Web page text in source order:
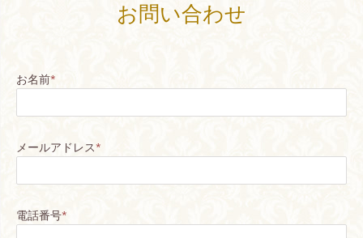
お問い合わせ
お名前*
メールアドレス*
電話番号*